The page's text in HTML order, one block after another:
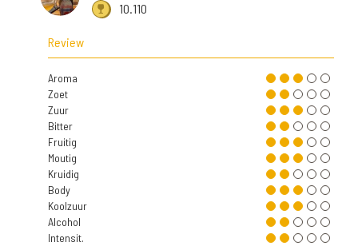
10.110
Review
Aroma
Zoet
Zuur
Bitter
Fruitig
Moutig
Kruidig
Body
Koolzuur
Alcohol
Intensit.